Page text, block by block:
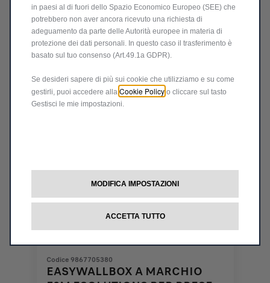
799,00€
Price
is
799,00
€
-
Quantity
updated
to:
1
Codice 9867705380
EASYWALLBOX A MARCHIO
in paesi al di fuori dello Spazio Economico Europeo (SEE) che
potrebbero non aver ancora ricevuto una richiesta di
adeguamento da parte delle Autorità europee in materia di
protezione dei dati personali. In questo caso il trasferimento è
basato sul tuo consenso (Art.49.1a GDPR).
Se desideri sapere di più sui cookie che utilizziamo e su come
gestirli, puoi accedere alla Cookie Policy o cliccare sul tasto
Gestisci le mie impostazioni.
MODIFICA IMPOSTAZIONI
ACCETTA TUTTO